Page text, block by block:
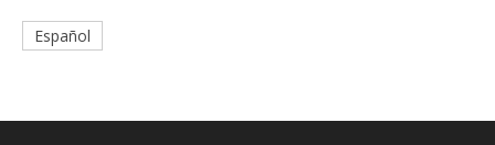
Español